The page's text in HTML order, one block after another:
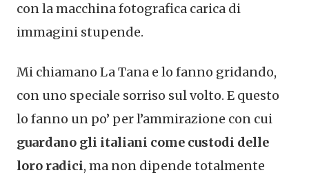
con la macchina fotografica carica di
immagini stupende.
Mi chiamano La Tana e lo fanno gridando,
con uno speciale sorriso sul volto. E questo
lo fanno un po’ per l’ammirazione con cui
guardano gli italiani come custodi delle
loro radici, ma non dipende totalmente